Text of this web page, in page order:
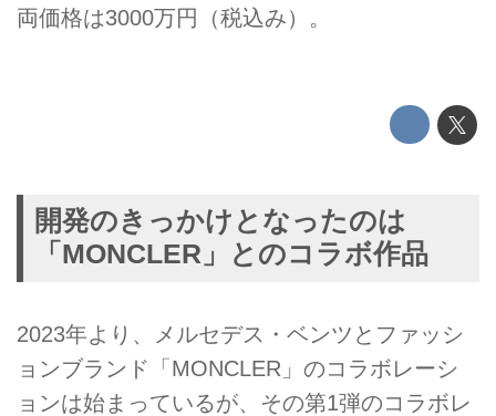
両価格は3000万円（税込み）。
開発のきっかけとなったのは
「MONCLER」とのコラボ作品
2023年より、メルセデス・ベンツとファッシ
ョンブランド「MONCLER」のコラボレーシ
ョンは始まっているが、その第1弾のコラボレ